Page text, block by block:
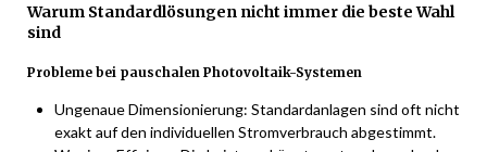
Warum Standardlösungen nicht immer die beste Wahl
sind
Probleme bei pauschalen Photovoltaik-Systemen
Ungenaue Dimensionierung: Standardanlagen sind oft nicht
exakt auf den individuellen Stromverbrauch abgestimmt.